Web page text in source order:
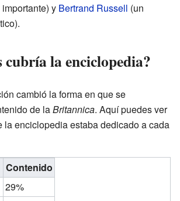
y Bertrand Russell (un
cubría la enciclopedia?
cambió la forma en que se
de laBritannica. Aquí puedes ver
la enciclopedia estaba dedicado a cada
Contenido
29%